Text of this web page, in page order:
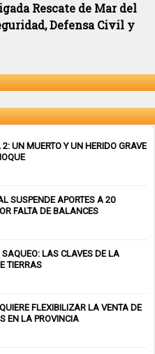
Rescate de Mar del
Defensa Civil y
UN MUERTO Y UN HERIDO GRAVE
SUSPENDE APORTES A 20
FALTA DE BALANCES
LAS CLAVES DE LA
TIERRAS
FLEXIBILIZAR LA VENTA DE
EN LA PROVINCIA